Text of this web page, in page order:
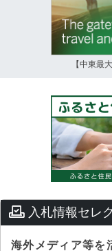
【中東最
入札情報セレ
海外メディア等を